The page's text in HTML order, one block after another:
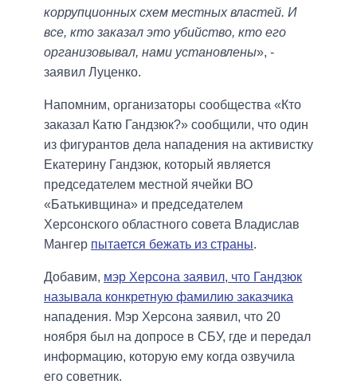
коррупционных схем местных властей. И
все, кто заказал это убийство, кто его
организовывал, нами установлены», -
заявил Луценко.
Напомним, организаторы сообщества «Кто
заказал Катю Гандзюк?» сообщили, что один
из фигурантов дела нападения на активистку
Екатерину Гандзюк, который является
председателем местной ячейки ВО
«Батькивщина» и председателем
Херсонского областного совета Владислав
Мангер пытается бежать из страны.
Добавим, мэр Херсона заявил, что Гандзюк
называла конкретную фамилию заказчика
нападения. Мэр Херсона заявил, что 20
ноября был на допросе в СБУ, где и передал
информацию, которую ему когда озвучила
его советник.